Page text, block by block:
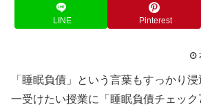
LINE Pinterest
「睡眠負債」という言葉もすっかり
一受けたい授業に「睡眠負債チェッ